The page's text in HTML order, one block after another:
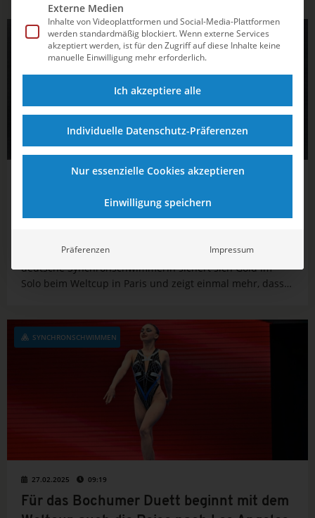
SYNCHRONSCHWIMMEN
Klara Bleyer gelingt ein Traumstart in die
neue Weltcup-Saison
Spektakulärer Saisonauftakt für Klara Bleyer! Die
deutsche Synchronschwimmerin sichert sich Gold im
Solo beim Weltcup in Paris und zeigt einmal mehr, dass
SYNCHRONSCHWIMMEN
27.02.2025 09:19
Für das Bochumer Duett beginnt mit dem
Externe Medien
Inhalte von Videoplattformen und Social-Media-Plattformen
werden standardmäßig blockiert. Wenn externe Services
akzeptiert werden, ist für den Zugriff auf diese Inhalte keine
manuelle Einwilligung mehr erforderlich.
Ich akzeptiere alle
Individuelle Datenschutz-Präferenzen
Nur essenzielle Cookies akzeptieren
Einwilligung speichern
Präferenzen Impressum